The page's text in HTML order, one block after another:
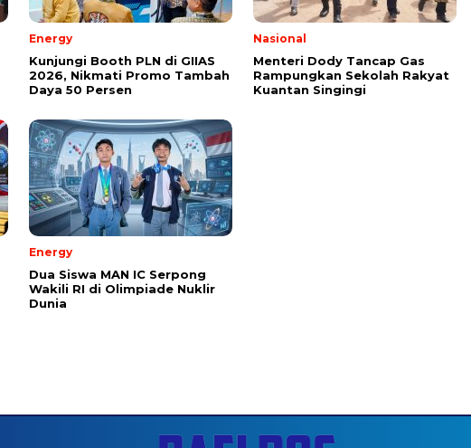
Energy
Kunjungi Booth PLN di GIIAS
2026, Nikmati Promo Tambah
Daya 50 Persen
Nasional
Menteri Dody Tancap Gas
Rampungkan Sekolah Rakyat
Kuantan Singingi
Energy
Dua Siswa MAN IC Serpong
Wakili RI di Olimpiade Nuklir
Dunia